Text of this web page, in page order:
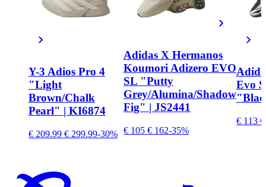
Y-3 Adios Pro 4
"Light
Brown/Chalk
Pearl" | KI6874
€ 209.99 € 299.99-30%
Adidas X Hermanos
Koumori Adizero EVO
SL "Putty
Grey/Alumina/Shadow
Fig" | JS2441
€ 105 € 162-35%
Evo
€ 113